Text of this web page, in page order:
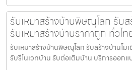
รับเหมาสร้างบ้านพิษณุโลก รับ
รับเหมาสร้างบ้านราคาถูก ทั่วไท
รับเหมาสร้างบ้านพิษณุโลก รับสร้างบ้านโม
รับรีโนเวทบ้าน รับต่อเติมบ้าน บริการออกแ